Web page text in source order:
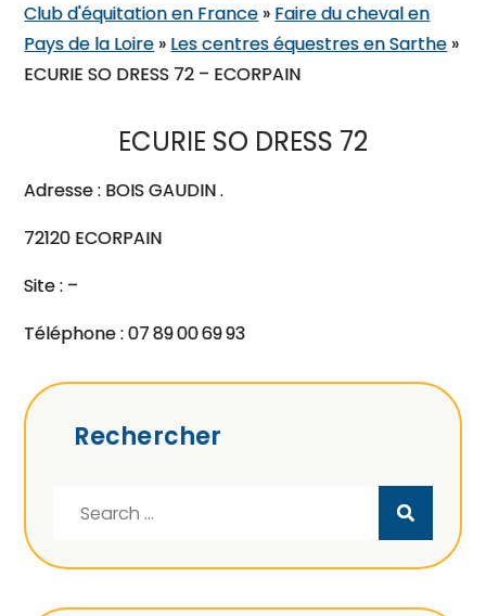
Club d'équitation en France » Faire du cheval en
Pays de la Loire » Les centres équestres en Sarthe »
ECURIE SO DRESS 72 – ECORPAIN
ECURIE SO DRESS 72
Adresse : BOIS GAUDIN .
72120 ECORPAIN
Site : –
Téléphone : 07 89 00 69 93
Rechercher